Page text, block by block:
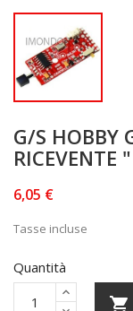
G/S HOBBY
RICEVENTE
6,05 €
Tasse incluse
Quantità
